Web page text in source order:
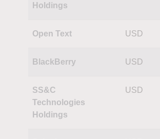
Holdings
Open Text USD
BlackBerry USD
SS&C
Technologies
Holdings
USD